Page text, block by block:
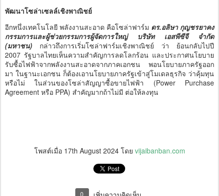
พัฒนาโซล่าเซลล์เชิงพาณิชย์
อีกหนึ่งเทคโนโลยี พลังงานสะอาด คือโซล่าฟาร์ม ดร.อลิษา กุญชรยาคง
กรรมการและผู้ช่วยกรรมการผู้จัดการใหญ่ บริษัท เอสพีซีจี จำกัด
(มหาชน) กล่าวถึงการเริ่มโซล่าฟาร์มเชิงพาณิชย์ ว่า ย้อนกลับไปปี
2007 รัฐบาลไทยเห็นความสำคัญการลดโลกร้อน และประกาศนโยบาย
รับซื้อไฟฟ้าจากพลังงานสะอาดจากภาคเอกชน พอนโยบายภาครัฐออก
มา ในฐานะเอกชน ก็ต้องเอานโยบายภาครัฐเข้าสู่โมเดลธุรกิจ ว่าคุ้มทุน
หรือไม่ ในส่วนของโซล่าสัญญาซื้อขายไฟฟ้า (Power Purchase
Agreement หรือ PPA) สำคัญมากถ้าไม่มี ต่อให้ลงทุน
โพสต์เมื่อ 17th August 2024โดย vijaibanban.com
0